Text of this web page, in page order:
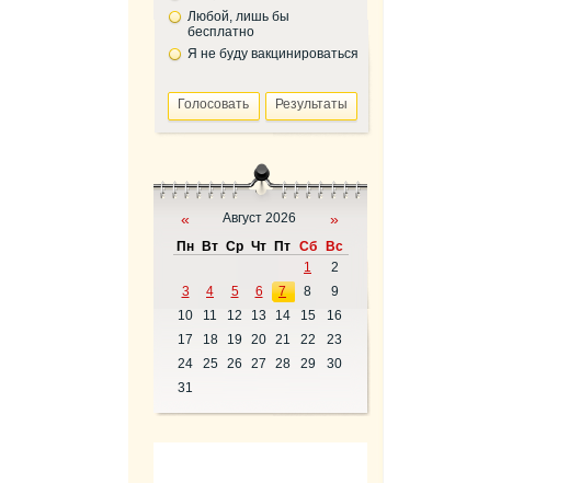
Любой, лишь бы
бесплатно
Я не буду вакцинироваться
« Август 2026 »
Пн Вт Ср Чт Пт Сб
Вс
1
2
3
4 5 6 7 8
9
10
11 12 13 14 15
16
17
18 19 20 21 22
23
24
25 26 27 28 29
30
31